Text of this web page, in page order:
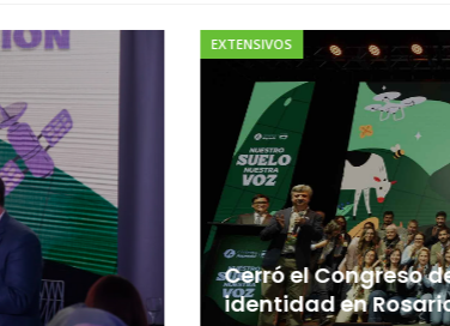
EXTENSIVOS
Cerró el Congreso
identidad en